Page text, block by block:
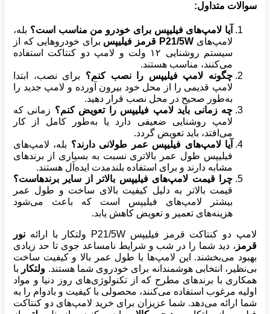
سوالات متداول:
آیا لامپ‌های فیلیپس برای خودرو من مناسب است؟ بله،
لامپ‌های P21/5W قرمز فیلیپس
برای خودروهایی که از
سیستم روشنایی ۱۲ ولت و لامپ دو کنتاکت استفاده
می‌کنند، مناسب هستند.
چگونه لامپ فیلیپس را نصب کنم؟ برای نصب، ابتدا
لامپ قدیمی را از محل خود بیرون آورده و لامپ جدید را
به‌طور صحیح در محل نصب قرار دهید.
چه زمانی باید لامپ فیلیپس را تعویض کنم؟ زمانی که
لامپ روشنایی ضعیفی دارد یا به‌طور کامل از کار
می‌افتد، باید تعویض گردد.
آیا لامپ‌های فیلیپس عمر طولانی دارند؟ بله، لامپ‌های
فیلیپس طول عمر بالاتری نسبت به بسیاری از برندهای
مشابه دارند و برای استفاده بلندمدت ایده‌آل هستند.
چرا قیمت لامپ‌های فیلیپس بالاتر از سایر برندهاست؟
قیمت بالاتر به دلیل کیفیت بالای ساخت و طول عمر
بیشتر لامپ‌های فیلیپس است که باعث می‌شود
هزینه‌های تعمیر و تعویض کاهش یابد.
لامپ دو کنتاکت قرمز فیلیپس P21/5W ولتکار با ارائه
نور
قرمز ، دید شما را در شب و شرایط نامساعد جوی تا حد زیادی
بهبود می‌بخشند. این لامپ‌ها با طول عمر بالا و کیفیت ساخت
بی‌نظیر، انتخابی هوشمندانه برای خودروی شما هستند. ولتکار با
همکاری با برندهای مطرح که از تکنولوژی‌های روز دنیا و مواد
اولیه مرغوب استفاده می‌کنند، محصولی با کیفیت و بادوام را به
شما ارائه می‌دهد. شما عزیزان برای خرید لامپ‌های دو کنتاکت